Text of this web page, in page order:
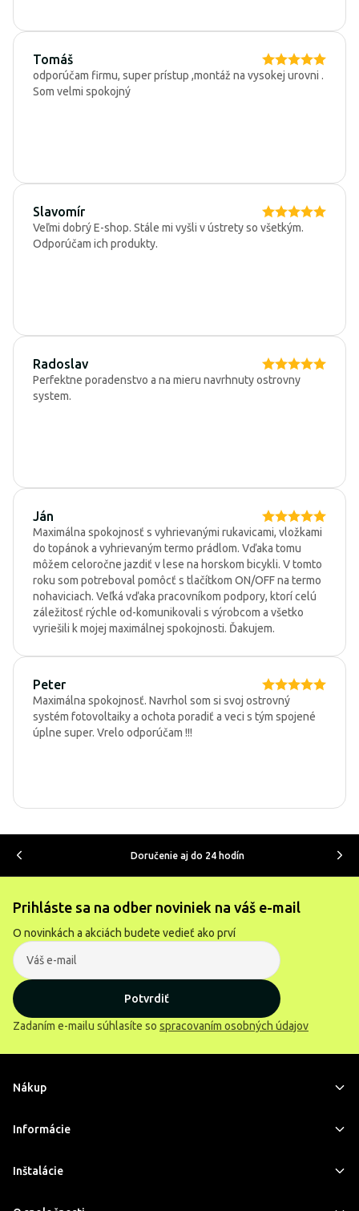
Tomáš
odporúčam firmu, super prístup ,montáž na vysokej urovni .
Som velmi spokojný
Slavomír
Veľmi dobrý E-shop. Stále mi vyšli v ústrety so všetkým.
Odporúčam ich produkty.
Radoslav
Perfektne poradenstvo a na mieru navrhnuty ostrovny
system.
Ján
Maximálna spokojnosť s vyhrievanými rukavicami, vložkami
do topánok a vyhrievaným termo prádlom. Vďaka tomu
môžem celoročne jazdiť v lese na horskom bicykli. V tomto
roku som potreboval pomôcť s tlačítkom ON/OFF na termo
nohaviciach. Veľká vďaka pracovníkom podpory, ktorí celú
záležitosť rýchle od-komunikovali s výrobcom a všetko
vyriešili k mojej maximálnej spokojnosti. Ďakujem.
Peter
Maximálna spokojnosť. Navrhol som si svoj ostrovný
systém fotovoltaiky a ochota poradiť a veci s tým spojené
úplne super. Vrelo odporúčam !!!
Doručenie aj do 24 hodín
Prihláste sa na odber noviniek na váš e-mail
O novinkách a akciách budete vedieť ako prví
Potvrdiť
Zadaním e-mailu súhlasíte so spracovaním osobných údajov
Nákup
Informácie
Inštalácie